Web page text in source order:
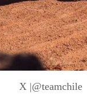
X |@teamchile